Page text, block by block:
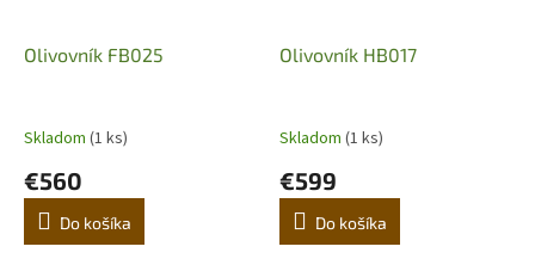
Olivovník FB025
Skladom (1 ks)
€560
Do košíka
Olivovník HB017
Skladom (1 ks)
€599
Do košíka